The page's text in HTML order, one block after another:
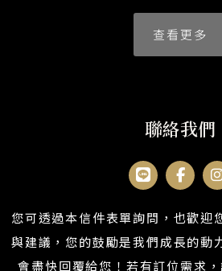
查看更多
聯絡我們
您可透過本信件表單詢問，也歡迎
與建議，您的鼓勵是我們成長的動
會盡快回覆給您！若有訂位需求